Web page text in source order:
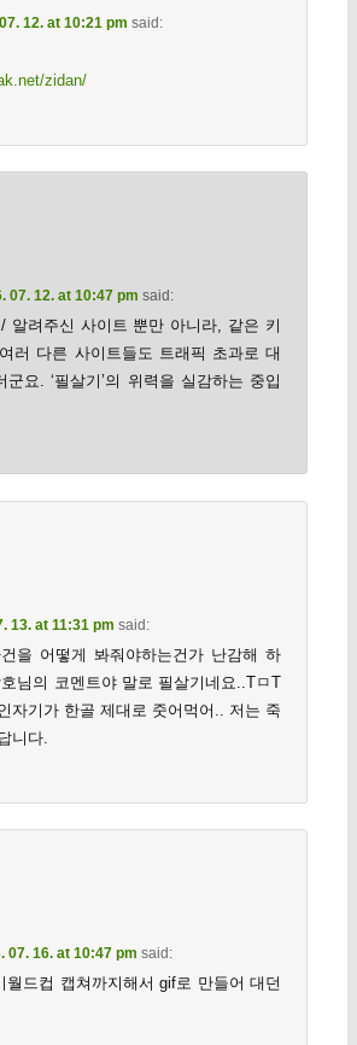
12. at 10:21 pm said:
zidan/
07. 12. at 10:47 pm said:
알려주신 사이트 뿐만 아니라, 같은 키
러 다른 사이트들도 트래픽 초과로 대
군요. ‘필살기’의 위력을 실감하는 중입
13. at 11:31 pm said:
을 어떻게 봐줘야하는건가 난감해 하
님의 코멘트야 말로 필살기네요..TㅁT
자기가 한골 제대로 줏어먹어.. 저는 죽
니다.
07. 16. at 10:47 pm said:
월드컵 캡쳐까지해서 gif로 만들어 대던